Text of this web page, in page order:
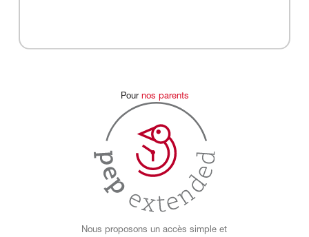
Pour nos parents
Nous proposons un accès simple et